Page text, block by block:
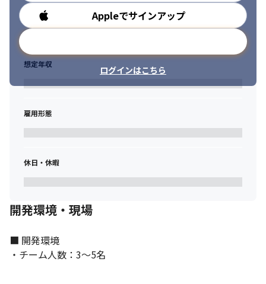
Appleでサインアップ
ログインはこちら
勤務時間
想定年収
雇用形態
休日・休暇
開発環境・現場
■ 開発環境
・チーム人数：3～5名